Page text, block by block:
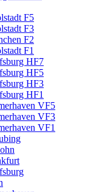
F5
F3
F2
F1
HF7
HF5
HF3
HF1
VF5
VF3
VF1